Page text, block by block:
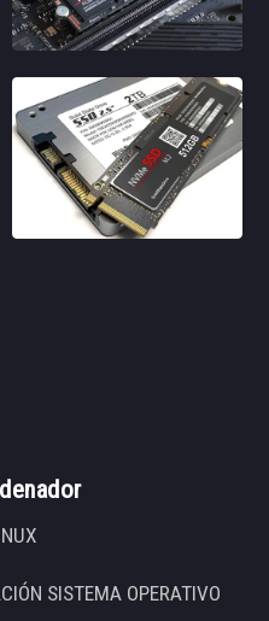
SISTEMA OPERATIVO